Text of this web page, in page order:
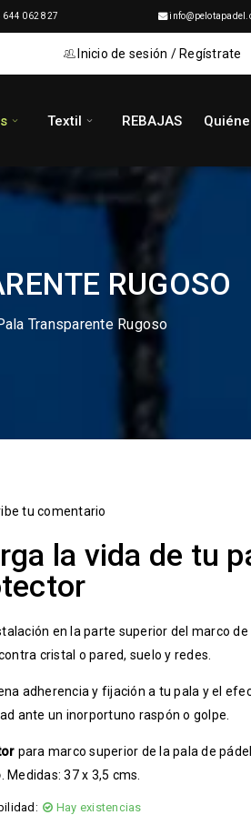
644 062 827
Inicio de sesión / Regístrate
Textil REBAJAS
RUGOSO
Transparente Rugoso
tu comentario
la vida de tu
en la parte superior del marco
cristal o pared, suelo y redes.
adherencia y fijación a tu pala y el
ante un inorportuno raspón o golpe.
para marco superior de la pala de
. Medidas: 37 x 3,5 cms.
Hay existencias